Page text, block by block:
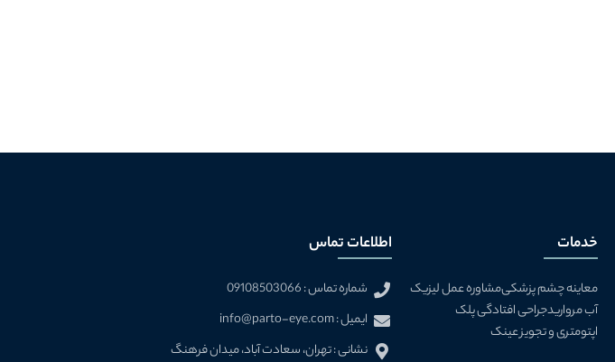
خدمات
معاینه چشم پزشکیمشاوره عمل لیزیک
آب مرواریدجراحی افتادگی پلک
اپتومتری و تجویز عینک
اطلاعات تماس
شماره تماس : 09108503066
ایمیل : info@parto-eye.com
نشانی : تهران، سعادت آباد، ميدان فرهنگ